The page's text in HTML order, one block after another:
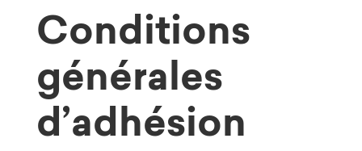
Conditions
générales
d’adhésion